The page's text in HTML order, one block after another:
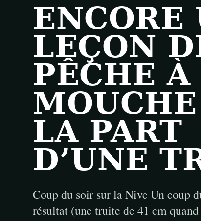
ENCORE
LEÇON
PÊCHE
LA PART
D’UNE
Coup du soir sur la Nive Un coup
résultat (une truite de 41 cm